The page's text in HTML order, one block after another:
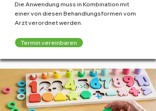
Die Anwendung muss in Kombination mit
einer von diesen Behandlungsformen vom
Arzt verordnet werden.
Termin vereinbaren